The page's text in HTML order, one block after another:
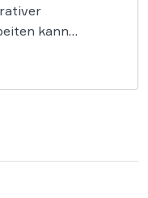
kann
So bestätigte
Ausschluss